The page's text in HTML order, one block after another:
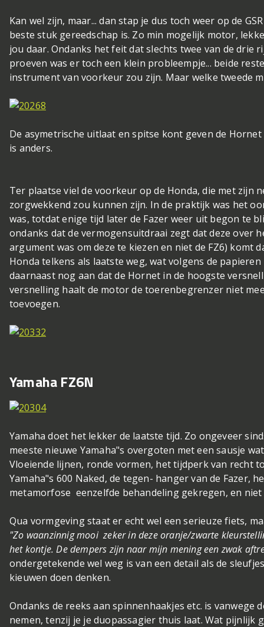
Kan wel zijn, maar... dan stap je dus toch weer op de
beste stuk gereedschap is. Zo min mogelijk motor,
jou daar. Ondanks het feit dat slechts twee van de drie
proeven was er toch een klein probleempje... beide
instrument van voorkeur zou zijn. Maar welke tweede
De asymetrische uitlaat en spitse kont geven de
is anders.
Ter plaatse viel de voorkeur op de Honda, die met zijn
zorgwekkend zou kunnen zijn. In de praktijk was het
was, totdat enige tijd later de Fazer weer uit begon te
ondanks dat de vermogensuitdraai zegt dat deze over
argument was om deze te kiezen en niet de FZ6) komt
Honda telkens als laatste weg, wat volgens de
daarnaast nog aan dat de Hornet in de hoogste
versnelling haalt de motor de toerenbegrenzer niet
toevoegen.
Yamaha FZ6N
Yamaha doet het lekker de laatste tijd. Zo ongeveer
meeste nieuwe Yamaha"s overgoten met een sausje
Vloeiende lijnen, ronde vormen, het tijdperk van recht
Yamaha"s 600 Naked, de tegen- hanger van de
metamorfose eenzelfde behandeling gekregen, en niet
Qua vormgeving staat er echt wel een serieuze fiets,
"Zo waanzinnig mooi zeker in deze oranje/zwarte
het kontje. De dempers zijn naar mijn mening een zwak
ondergetekende wel weg is van een detail als de
kieuwen doen denken.
Ondanks de reeks aan spinnenhaakjes etc. is
nemen, tenzij je je duopassagier thuis laat. Wat pijnlijk